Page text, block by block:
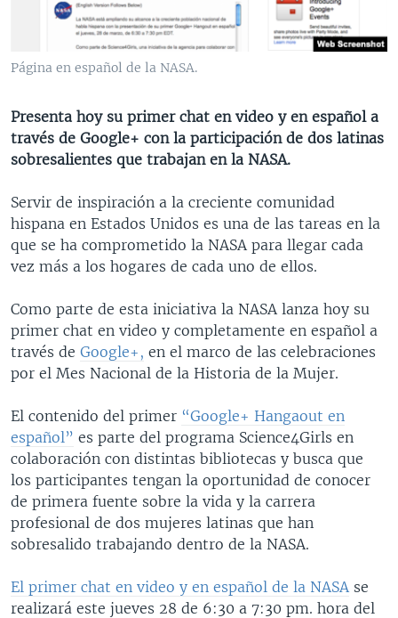
VENEZUELA
NICARAGUA
ECONOMÍA
ENTRETENIMIENTO Y CULTURA
TECNOLOGÍA
DEPORTES
CIENCIA Y SALUD
MULTIMEDIA
FOTOGRAFÍA
AUDIOS
PROGRAMAS TV
EL MUNDO AL DÍA
FORO INTERAMERICANO
VISIÓN 360
PANORAMA
RADIO
AVANCE INFORMATIVO
AUDIONOTICIAS
ESTADOS UNIDOS AL DÍA
EL MUNDO AL DÍA [RADIO]
FORO [RADIO]
DEPORTIVO INTERNACIONAL
NOTA ECONÓMICA
ENTRETENIMIENTO
DIRECT
DOCUMENTALES DE LA VOA
Idiomas
Página en español de la NASA.
Presenta hoy su primer chat en video y en español a
través de Google+ con la participación de dos latinas
sobresalientes que trabajan en la NASA.
Servir de inspiración a la creciente comunidad
hispana en Estados Unidos es una de las tareas en la
que se ha comprometido la NASA para llegar cada
vez más a los hogares de cada uno de ellos.
Como parte de esta iniciativa la NASA lanza hoy su
primer chat en video y completamente en español a
través de Google+ , en el marco de las celebraciones
por el Mes Nacional de la Historia de la Mujer.
El contenido del primer “Google+ Hangaout en
español” es parte del programa Science4Girls en
colaboración con distintas bibliotecas y busca que
los participantes tengan la oportunidad de conocer
de primera fuente sobre la vida y la carrera
profesional de dos mujeres latinas que han
sobresalido trabajando dentro de la NASA.
El primer chat en video y en español de la NASA se
realizará este jueves 28 de 6:30 a 7:30 pm. hora del